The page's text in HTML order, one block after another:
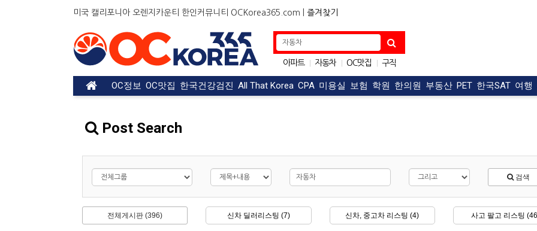
미국 캘리포니아 오렌지카운티 한인커뮤니티 OCKorea365.com | 즐겨찾기
아파트 자동차 OC맛집 구직
| 한식 | 구인
OC정보 OC맛집 한국건강검진 All That Korea CPA 미용실 보험 학원 한의원 부동산 PET 한국SAT 여행
Post Search
검색
전체게시판 (396) 신차 딜러리스팅 (7) 신차, 중고차 리스팅 (4) 사고 팔고 리스팅